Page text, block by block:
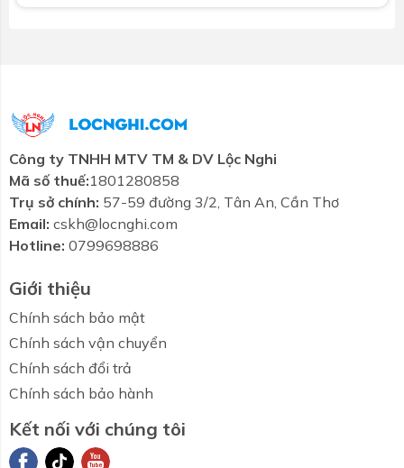
tiết
kiệm
Thương hiệu
Đặc tính:Dễ sử dụng, dễ lắp đặt và lưu thông
Showroom Lộc Nghi cam kết phân phối dòng sản
phẩm phễu thoát sàn Luxta L703 chính hãng 100%,
nói không với các loại hàng giả, hàng nhái kém chất
lượng. Quý khách hàng sẽ được hỗ trợ tư vấn kỹ càng
bởi đội ngũ nhân viên chuyên nghiệp để chọn mua
sản phẩm phù hợp, đi kèm mức giá chiết khấu ưu đãi
cạnh tranh và dịch vụ giao hàng tận nơi nhanh
Công ty TNHH MTV TM & DV Lộc Nghi
Mã số thuế:1801280858
Trụ sở chính: 57-59 đường 3/2, Tân An, Cần Thơ
Email: cskh@locnghi.com
Hotline: 0799698886
Giới thiệu
Chính sách bảo mật
Chính sách vận chuyển
Chính sách đổi trả
Chính sách bảo hành
Kết nối với chúng tôi